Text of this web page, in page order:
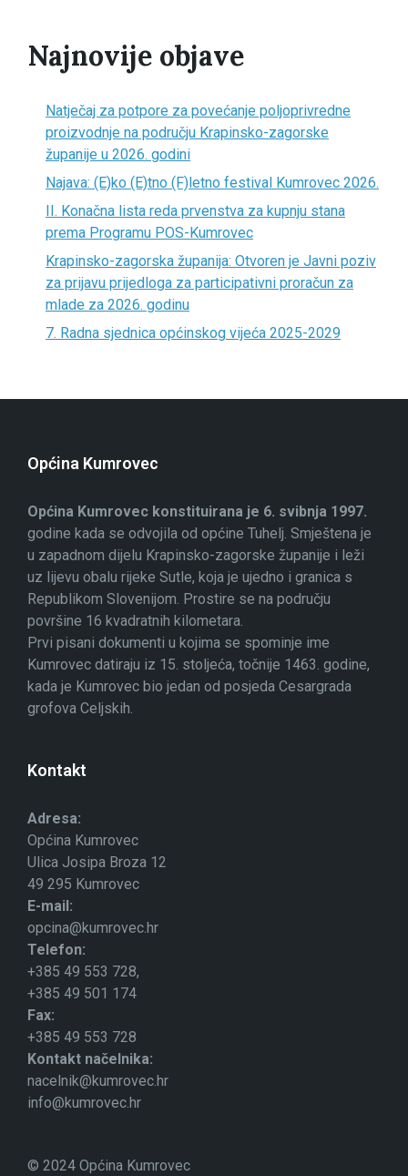
Najnovije objave
Natječaj za potpore za povećanje poljoprivredne
proizvodnje na području Krapinsko-zagorske
županije u 2026. godini
Najava: (E)ko (E)tno (F)letno festival Kumrovec 2026.
II. Konačna lista reda prvenstva za kupnju stana
prema Programu POS-Kumrovec
Krapinsko-zagorska županija: Otvoren je Javni poziv
za prijavu prijedloga za participativni proračun za
mlade za 2026. godinu
7. Radna sjednica općinskog vijeća 2025-2029
Općina Kumrovec
Općina Kumrovec konstituirana je 6. svibnja 1997.
godine kada se odvojila od općine Tuhelj. Smještena je
u zapadnom dijelu Krapinsko-zagorske županije i leži
uz lijevu obalu rijeke Sutle, koja je ujedno i granica s
Republikom Slovenijom. Prostire se na području
površine 16 kvadratnih kilometara.
Prvi pisani dokumenti u kojima se spominje ime
Kumrovec datiraju iz 15. stoljeća, točnije 1463. godine,
kada je Kumrovec bio jedan od posjeda Cesargrada
grofova Celjskih.
Kontakt
Adresa:
Općina Kumrovec
Ulica Josipa Broza 12
49 295 Kumrovec
E-mail:
opcina@kumrovec.hr
Telefon:
+385 49 553 728,
+385 49 501 174
Fax:
+385 49 553 728
Kontakt načelnika:
nacelnik@kumrovec.hr
info@kumrovec.hr
© 2024 Općina Kumrovec